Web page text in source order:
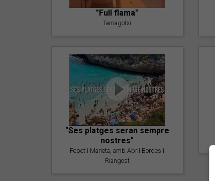
"Full flama"
Tamagotxi
"Ses platges seran sempre
nostres"
Pepet i Marieta, amb Abril Bordes i
Riangost